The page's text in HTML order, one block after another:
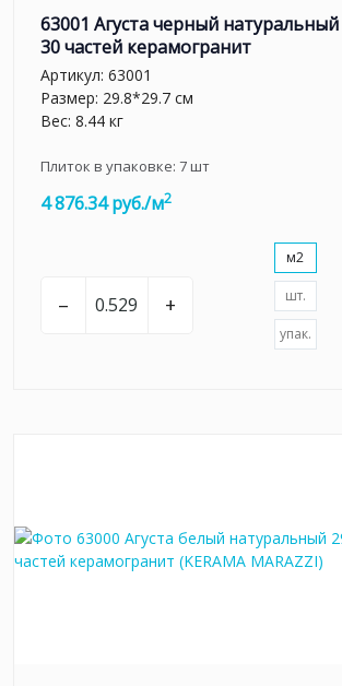
63001 Агуста черный натуральный
30 частей керамогранит
Артикул: 63001
Размер: 29.8*29.7 см
Вес: 8.44 кг
Плиток в упаковке: 7шт
4 876.34 руб./м2
– +
м2
шт.
упак.